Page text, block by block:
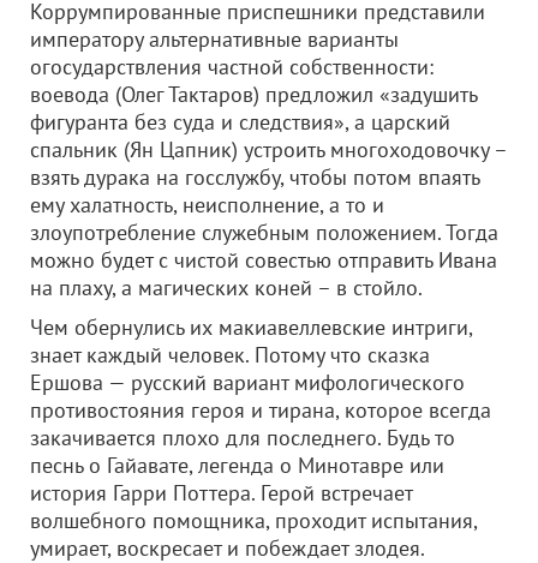
Коррумпированные приспешники представили
императору альтернативные варианты
огосударствления частной собственности:
воевода (Олег Тактаров) предложил «задушить
фигуранта без суда и следствия», а царский
спальник (Ян Цапник) устроить многоходовочку –
взять дурака на госслужбу, чтобы потом впаять
ему халатность, неисполнение, а то и
злоупотребление служебным положением. Тогда
можно будет с чистой совестью отправить Ивана
на плаху, а магических коней – в стойло.
Чем обернулись их макиавеллевские интриги,
знает каждый человек. Потому что сказка
Ершова — русский вариант мифологического
противостояния героя и тирана, которое всегда
закачивается плохо для последнего. Будь то
песнь о Гайавате, легенда о Минотавре или
история Гарри Поттера. Герой встречает
волшебного помощника, проходит испытания,
умирает, воскресает и побеждает злодея.